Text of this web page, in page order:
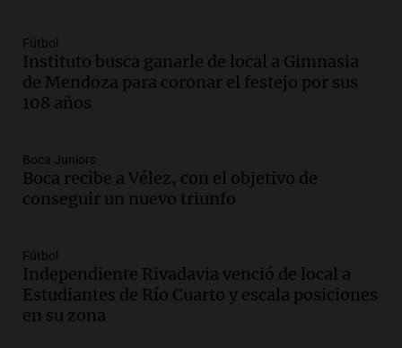
Audio.Una nutricionista derribó el mito
del desayuno ideal: qué alimentos
conviene priorizar
Audio.Murió Jorge Messi
Una mañana para todos
Audio.Mateo, a los 25 años, lucha
contra el tiempo: necesita un trasplante
para poder seguir viviend
Fútbol
Instituto busca ganarle de local a Gimnasia
de Mendoza para coronar el festejo por sus
108 años
Boca Juniors
Boca recibe a Vélez, con el objetivo de
conseguir un nuevo triunfo
Fútbol
Independiente Rivadavia venció de local a
Estudiantes de Río Cuarto y escala posiciones
en su zona